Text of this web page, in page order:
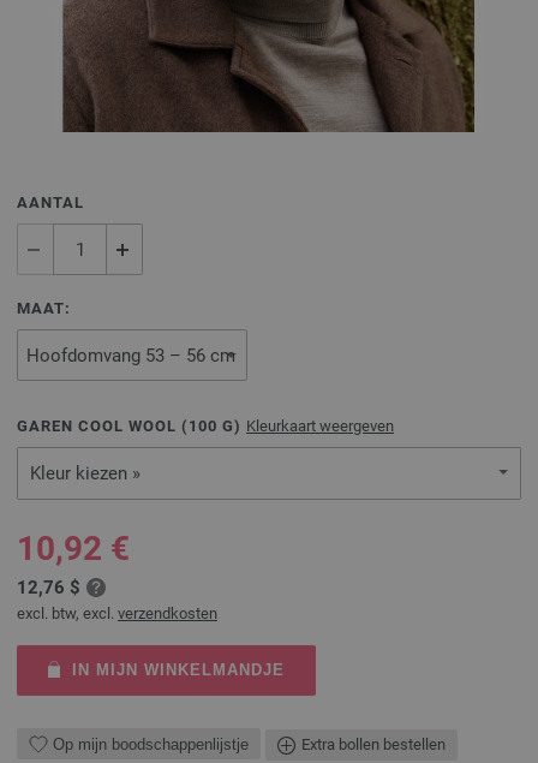
AANTAL
MAAT:
GAREN COOL WOOL ( 100 G) Kleurkaart weergeven
Kleur kiezen »
10,92 €
12,76 $
excl. btw, excl. verzendkosten
IN MIJN WINKELMANDJE
Op mijn boodschappenlijstje Extra bollen bestellen